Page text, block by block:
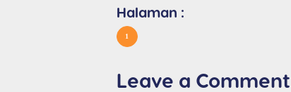
Halaman :
1
Leave a Comment